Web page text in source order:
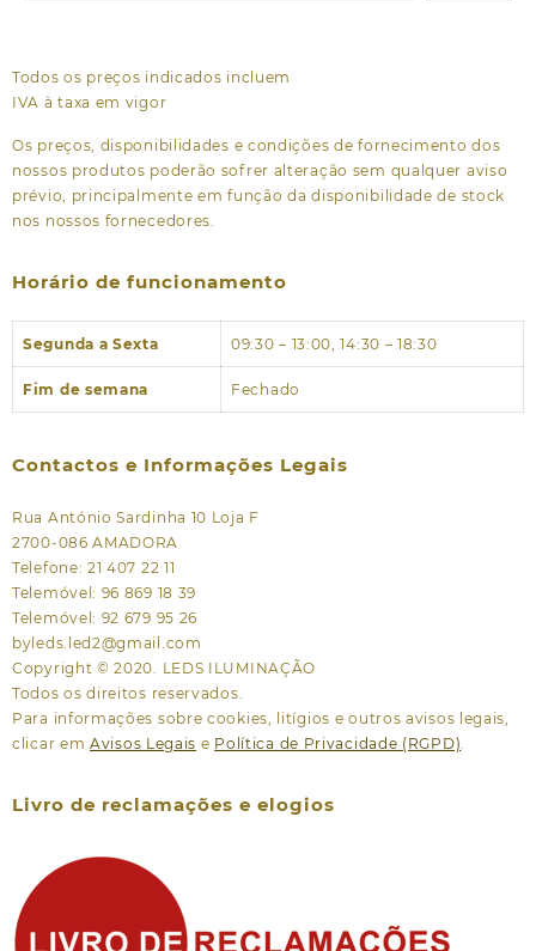
Todos os preços indicados incluem
IVA à taxa em vigor
Os preços, disponibilidades e condições de fornecimento dos
nossos produtos poderão sofrer alteração sem qualquer aviso
prévio, principalmente em função da disponibilidade de stock
nos nossos fornecedores.
Horário de funcionamento
Segunda a Sexta 09:30 – 13:00, 14:30 – 18:30
Fim de semana Fechado
Contactos e Informações Legais
Rua António Sardinha 10 Loja F
2700-086 AMADORA
Telefone: 21 407 22 11
Telemóvel: 96 869 18 39
Telemóvel: 92 679 95 26
byleds.led2@gmail.com
Copyright © 2020. LEDS ILUMINAÇÃO
Todos os direitos reservados.
Para informações sobre cookies, litígios e outros avisos legais,
clicar em Avisos Legais e Política de Privacidade (RGPD)
Livro de reclamações e elogios